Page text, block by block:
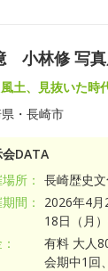
小林修 写
土、見抜いた時
・長崎市
会DATA
所： 長崎歴史
間：
2026年4
18日（月
有料 大人
会期中1回